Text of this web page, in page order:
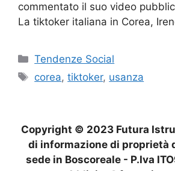
commentato il suo video
La tiktoker italiana in Corea,
Categorie
Tendenze Social
Tag
corea,tiktoker, usanza
Copyright © 2023 Futura
di informazione di proprietà
sede in Boscoreale - P.Iva